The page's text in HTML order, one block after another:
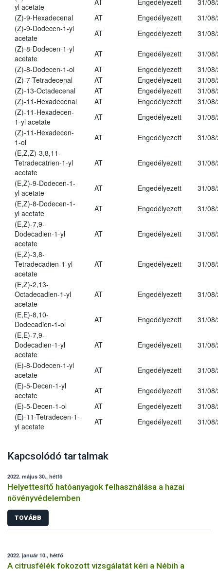
yl acetate
AT Engedélyezett
31/
(Z)-9-Hexadecenal
AT Engedélyezett
31/
(Z)-9-Dodecen-1-yl
acetate
AT Engedélyezett
31/
(Z)-8-Dodecen-1-yl
acetate
AT Engedélyezett
31/
(Z)-8-Dodecen-1-ol
AT Engedélyezett
31/
(Z)-7-Tetradecenal
AT Engedélyezett
31/
(Z)-13-Octadecenal
AT Engedélyezett
31/
(Z)-11-Hexadecenal
AT Engedélyezett
31/
(Z)-11-Hexadecen-
1-yl acetate
AT Engedélyezett
31/
(Z)-11-Hexadecen-
1-ol
AT Engedélyezett
31/
(E,Z,Z)-3,8,11-
Tetradecatrien-1-yl
acetate
AT Engedélyezett 31/
(E,Z)-9-Dodecen-1-
yl acetate
AT Engedélyezett
31/
(E,Z)-8-Dodecen-1-
yl acetate
AT Engedélyezett
31/
(E,Z)-7,9-
Dodecadien-1-yl
acetate
AT Engedélyezett 31/
(E,Z)-3,8-
Tetradecadien-1-yl
acetate
AT Engedélyezett 31/
(E,Z)-2,13-
Octadecadien-1-yl
acetate
AT Engedélyezett 31/
(E,E)-8,10-
Dodecadien-1-ol
AT Engedélyezett
31/
(E,E)-7,9-
Dodecadien-1-yl
acetate
AT Engedélyezett 31/
(E)-8-Dodecen-1-yl
acetate
AT Engedélyezett
31/
(E)-5-Decen-1-yl
acetate
AT Engedélyezett
31/
(E)-5-Decen-1-ol
AT Engedélyezett
31/
(E)-11-Tetradecen-1-
yl acetate
AT Engedélyezett 31/
Kapcsolódó tartalmak
2022. május 30., hétfő
Helyettesítő hatóanyagok felhasználása a hazai
növényvédelemben
TOVÁBB
2022. január 10., hétfő
A citrusfélék fokozott vizsgálatát kéri a Nébih a